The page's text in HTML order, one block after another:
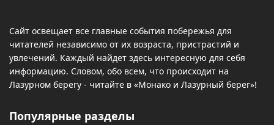
Сайт освещает все главные события побережья для
читателей независимо от их возраста, пристрастий и
увлечений. Каждый найдет здесь интересную для себя
информацию. Словом, обо всем, что происходит на
Лазурном берегу - читайте в «Монако и Лазурный берег»!
Популярные разделы